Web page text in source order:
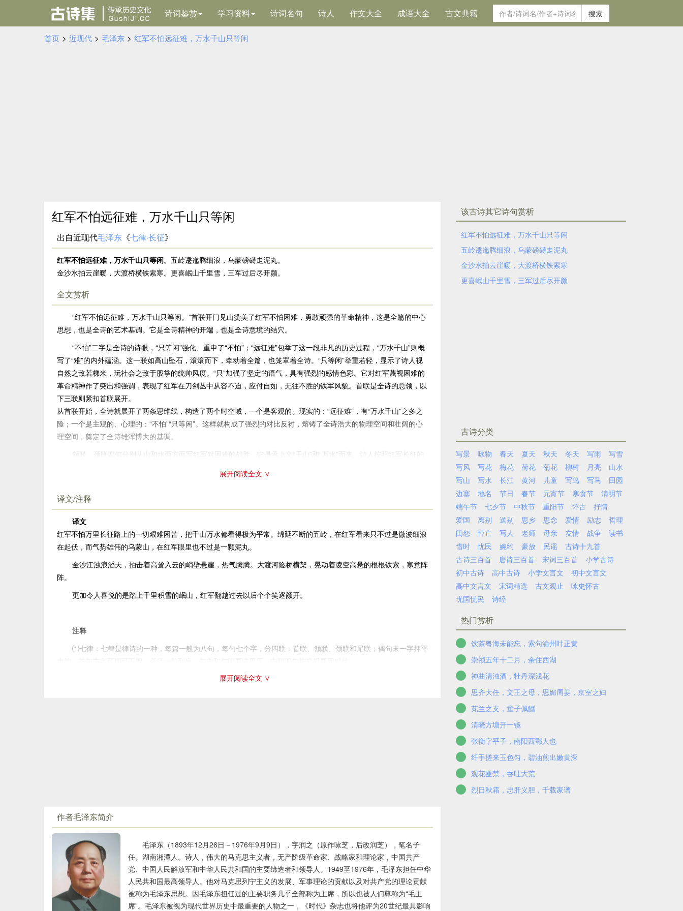
诗词鉴赏 学习资料 诗词名句 诗人 作文大全 成语大全 古文典籍 搜索
首页 > 近现代 > 毛泽东 > 红军不怕远征难，万水千山只等闲
红军不怕远征难，万水千山只等闲
出自近现代毛泽东 《七律·长征》
红军不怕远征难，万水千山只等闲。五岭逶迤腾细浪，乌蒙磅礴走泥丸。
金沙水拍云崖暖，大渡桥横铁索寒。更喜岷山千里雪，三军过后尽开颜。
全文赏析
“红军不怕远征难，万水千山只等闲。”首联开门见山赞美了红军不怕困难，勇敢顽强的革命精神，这是全篇的中心
思想，也是全诗的艺术基调。它是全诗精神的开端，也是全诗意境的结穴。
“不怕”二字是全诗的诗眼，“只等闲”强化、重申了“不怕”；“远征难”包举了这一段非凡的历史过程，“万水千山”则概
写了“难”的内外蕴涵。这一联如高山坠石，滚滚而下，牵动着全篇，也笼罩着全诗。“只等闲”举重若轻，显示了诗人视
自然之敌若梯米，玩社会之敌于股掌的统帅风度。“只”加强了坚定的语气，具有强烈的感情色彩。它对红军蔑视困难的
革命精神作了突出和强调，表现了红军在刀剑丛中从容不迫，应付自如，无往不胜的铁军风貌。首联是全诗的总领，以
下三联则紧扣首联展开。
从首联开始，全诗就展开了两条思维线，构造了两个时空域，一个是客观的、现实的：“远征难”，有“万水千山”之多之
险；一个是主观的、心理的：“不怕”“只等闲”。这样就构成了强烈的对比反衬，熔铸了全诗浩大的物理空间和壮阔的心
理空间，奠定了全诗雄浑博大的基调。
颔联、颈联四句分别从山和水两方面写红军对困难的战胜，它是承上文“千山”和“万水”而来。诗人按照红军长征的
诗词相比，以地名入诗的作法在该篇更为集中，所显示的空间距离也更大。尤为不同的是：上面所例举的四句词，要强
调的是红军行军速度迅猛，气势不可阻挡，红军在画面中具有强烈的动感；而在该词中诗人则是围绕“红军不怕远征
难”这个中心思想展开，强调红军对困难的蔑视，是红军指战员内心世界的呈现，所以描写红军是隐态的，借山水来反
衬红军的壮举。“腾”、“走”两个动词使山化静为动，是红军精神的外显。一般说来，以地名入诗很难，地名多了很容易
出现败笔。但毛泽东却运用得很成功，这不仅是他具备挫万物于笔端的诗才，更具备吐磅礴于寸心的诗情。
“五岭逶迤腾细浪，乌蒙磅礴走泥丸。”一联是写山，却将其戏称为“泥丸”这也是写红军万里远征，勇敢无畏的革命
精神，也是毛主席常用的豪气拟物的手法。前两句是全诗的总纲，由三、四句开始是分述，也是对前两句的具体描写。
五岭、乌蒙本是客观的存在物，但当它进入诗人的视野，也就成了审美的对象。所以它不再是单纯的山，而是被感情化
的细小的波浪。高大的乌蒙山脉也不过是往后滚动的小泥球。这是多么新颖的比喻！把起伏绵延的五岭山脉这样的庞然
于极小的对立关系，诗人充分地表现了红军的顽强豪迈、不怕艰难险阻的英雄气概。从艺术手法上说，这是夸张和对
比。写山是明线，写红军是暗线，动静结合，明暗结合，反衬对比，十分巧妙。
“金沙浪拍云崖暖，大渡桥横铁索寒。”一联是写水，也是写红军对水的征服。红军渡过金沙江和大渡河在长征史上
江。如果说巧渡金沙江是红军战略战术最富有智慧、最成功的一次战斗，那么强渡大渡河则是红军表现最勇敢、最顽强
路，自然令人欣喜。红军又翻岷山，进陕北，胜利大会师已为时不远，战略大转移的目的已基本实现，与前面的种种喜
悦相比，它自然更胜一筹。“尽开颜”写三军的欢笑，这是最后胜利即将到来的欢笑，以此作结，遂使全诗的乐观主义精
神得到了进一步的兀现。
这首诗形象地概括了红军长征的战斗历程，热情洋溢地赞扬了中国工农红军不畏艰险，英勇顽强的革命英雄主义和
革命乐观主义精神。
展开阅读全文 ∨
译文/注释
译文
红军不怕万里长征路上的一切艰难困苦，把千山万水都看得极为平常。绵延不断的五岭，在红军看来只不过是微波细浪
在起伏，而气势雄伟的乌蒙山，在红军眼里也不过是一颗泥丸。
金沙江浊浪滔天，拍击着高耸入云的峭壁悬崖，热气腾腾。大渡河险桥横架，晃动着凌空高悬的根根铁索，寒意阵
阵。
更加令人喜悦的是踏上千里积雪的岷山，红军翻越过去以后个个笑逐颜开。
注释
⑴七律：七律是律诗的一种，每篇一般为八句，每句七个字，分四联：首联、颔联、颈联和尾联；偶句末一字押平
⑵长征：1934年10月间，中央红军主力从中央革命根据地出发作战略大转移，经过福建、江西、广东、湖南、广
⑻乌蒙：山名。乌蒙山，在贵州西部与云南东北部的交界处，北临金沙江，山势陡峭。1935年4月，红军长征经过
此地。
⑼泥丸：小泥球，整句意思说险峻的乌蒙山在红军战士的脚下，就像是一个小泥球一样。
⑽金沙：金沙江，指长江上游自青海省玉树县至四川省宜宾市的一段，云南等地也有支流。1935年5月，红军曾强
渡云南省禄劝县皎平渡渡口。
⑾云崖暖：是指浪花拍打悬崖峭壁，溅起阵阵雾水，在红军的眼中像是冒出的蒸汽一样。（云崖：高耸入云的山
崖。暖：被一些学者指为红军巧渡金沙江后的欢快心情，也有学者说意思为直译后的温暖。）
展开阅读全文 ∨
作者毛泽东简介
毛泽东（1893年12月26日－1976年9月9日），字润之（原作咏芝，后改润芝），笔名子
任。湖南湘潭人。诗人，伟大的马克思主义者，无产阶级革命家、战略家和理论家，中国共产
党、中国人民解放军和中华人民共和国的主要缔造者和领导人。1949至1976年，毛泽东担任中华
人民共和国最高领导人。他对马克思列宁主义的发展、军事理论的贡献以及对共产党的理论贡献
被称为毛泽东思想。因毛泽东担任过的主要职务几乎全部称为主席，所以也被人们尊称为“毛主
席”。毛泽东被视为现代世界历史中最重要的人物之一，《时代》杂志也将他评为20世纪最具影响
该古诗其它诗句赏析
红军不怕远征难，万水千山只等闲
五岭逶迤腾细浪，乌蒙磅礴走泥丸
金沙水拍云崖暖，大渡桥横铁索寒
更喜岷山千里雪，三军过后尽开颜
古诗分类
写景 咏物 春天 夏天 秋天 冬天 写雨
写雪
写风
写花 梅花 荷花 菊花 柳树 月亮
山水
写山
写水 长江 黄河 儿童 写鸟 写马
田园
边塞
地名 节日 春节 元宵节 寒食节
清明节
端午节
七夕节 中秋节 重阳节 怀古
抒情
爱国
离别 送别 思乡 思念 爱情 励志
哲理
闺怨
悼亡 写人 老师 母亲 友情 战争
读书
惜时
忧民 婉约 豪放 民谣
古诗十九首
古诗三百首
唐诗三百首 宋词三百首
小学古诗
初中古诗
高中古诗 小学文言文
初中文言文
高中文言文
宋词精选 古文观止
咏史怀古
忧国忧民
诗经
热门赏析
饮茶粤海未能忘，索句渝州叶正黄
崇祯五年十二月，余住西湖
神曲清浊酒，牡丹深浅花
思齐大任，文王之母，思媚周姜，京室之妇
芄兰之支，童子佩觿
清晓方塘开一镜
张衡字平子，南阳西鄂人也
纤手搓来玉色匀，碧油煎出嫩黄深
观花匪禁，吞吐大荒
烈日秋霜，忠肝义胆，千载家谱